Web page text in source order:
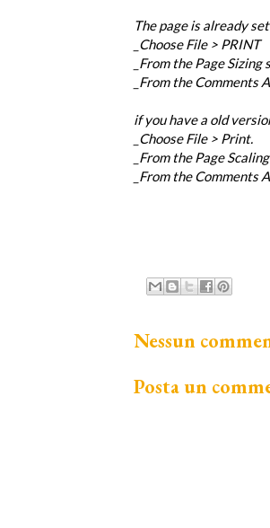
The page is already
_Choose File > PRINT
_From the Page
_From the Comments
if you have a old
_Choose File > Print.
_From the Page
_From the Comments
Nessun
Posta un